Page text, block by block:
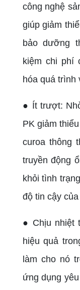
công nghệ
giúp giảm
bảo dưỡng
kiệm chi phí
hóa quá trình
● Ít trượt:
PK giảm
curoa thông
truyền động
khỏi tình
độ tin cậy
● Chịu nhiệt
hiệu quả
làm cho nó
ứng dụng